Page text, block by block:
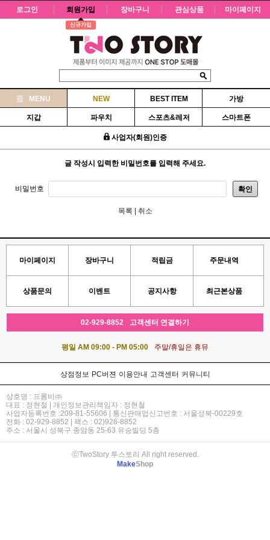
로그인 회원가입
신규가입
장바구니 관심상품 마이페이지
MENU NEW BEST ITEM 가방
지갑 파우치 스포츠&레저 스마트폰
사업자(회원)인증
글 작성시 입력한 비밀번호를 입력해 주세요.
비밀번호 확인
목록 취소
마이페이지 장바구니 적립금 주문내역
상품문의 이벤트 공지사항 최근본상품
02-929-8852 고객센터 연결하기
평일 AM 09:00 - PM 05:00 주말/휴일은 휴뮤
상점정보 PC버젼 이용안내 고객센터 커뮤니티
상호명 : 프롬비㈜
대표 : 정현철 | 개인정보관리책임자 : 정현철
사업자등록번호 :209-81-55606 | 통신판매업신고번호 : 서울성북-00229호
전화 : 02-929-8852 | 팩스 : 02)928-8852
주소 : 서울시 성북구 종암동 25-63 유승빌딩 5층
ⓒTwoStory 투스토리 All right reserved.
MakeShop